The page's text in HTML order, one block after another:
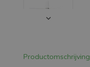
Productomschrijving